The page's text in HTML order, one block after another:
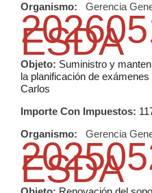
Organismo:
Gerencia
ESDA
Objeto: Suministro y
la planificación de
Carlos
Importe Con Impuestos:
Organismo:
Gerencia
ESDA